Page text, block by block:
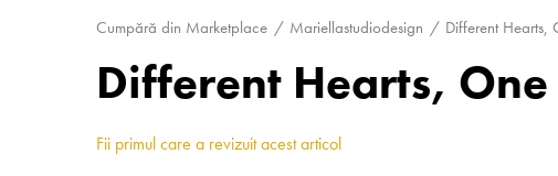
Cumpără din Marketplace Mari­el­las­tudi­odesign Different Hearts,
Different Hearts, One
Fii primul care a revizuit acest articol